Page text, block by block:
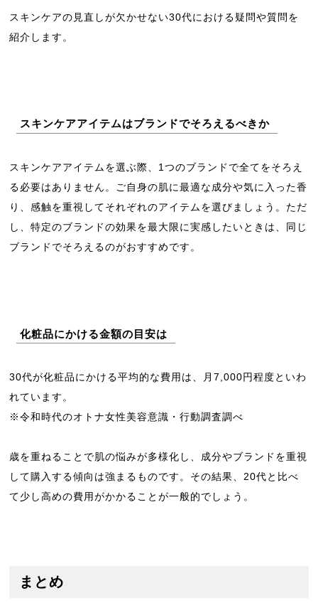
スキンケアの見直しが欠かせない30代における疑問や質問を
紹介します。
スキンケアアイテムはブランドでそろえるべきか
スキンケアアイテムを選ぶ際、1つのブランドで全てをそろえ
る必要はありません。ご自身の肌に最適な成分や気に入った香
り、感触を重視してそれぞれのアイテムを選びましょう。ただ
し、特定のブランドの効果を最大限に実感したいときは、同じ
ブランドでそろえるのがおすすめです。
化粧品にかける金額の目安は
30代が化粧品にかける平均的な費用は、月7,000円程度といわ
れています。
※令和時代のオトナ女性美容意識・行動調査調べ
歳を重ねることで肌の悩みが多様化し、成分やブランドを重視
して購入する傾向は強まるものです。その結果、20代と比べ
て少し高めの費用がかかることが一般的でしょう。
まとめ